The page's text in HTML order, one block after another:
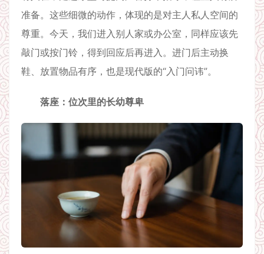
准备。这些细微的动作，体现的是对主人私人空间的
尊重。今天，我们进入别人家或办公室，同样应该先
敲门或按门铃，得到回应后再进入。进门后主动换
鞋、放置物品有序，也是现代版的“入门问讳”。
落座：位次里的长幼尊卑